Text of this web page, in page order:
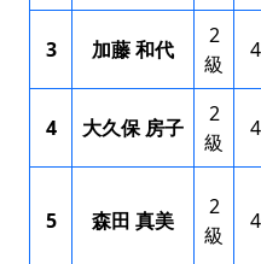
3 加藤 和代
2
級
4 大久保 房子
2
級
5 森田 真美
2
級